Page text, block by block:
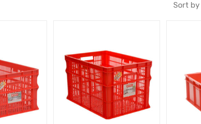
Sort by